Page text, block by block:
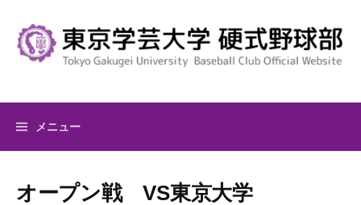
キ
メニュー
オープン戦 VS東京大学